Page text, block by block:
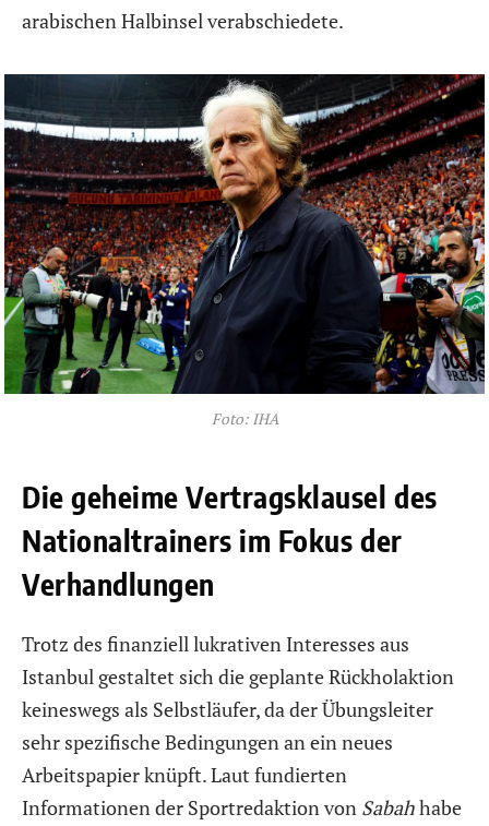
arabischen Halbinsel verabschiedete.
Foto: IHA
Die geheime Vertragsklausel des
Nationaltrainers im Fokus der
Verhandlungen
Trotz des finanziell lukrativen Interesses aus
Istanbul gestaltet sich die geplante Rückholaktion
keineswegs als Selbstläufer, da der Übungsleiter
sehr spezifische Bedingungen an ein neues
Arbeitspapier knüpft. Laut fundierten
Informationen der Sportredaktion von Sabahhabe